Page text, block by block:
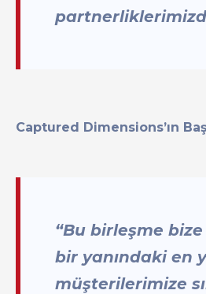
Captured Dimensions’ın
“Bu birleşme
bir yanındaki en
müşterilerimize